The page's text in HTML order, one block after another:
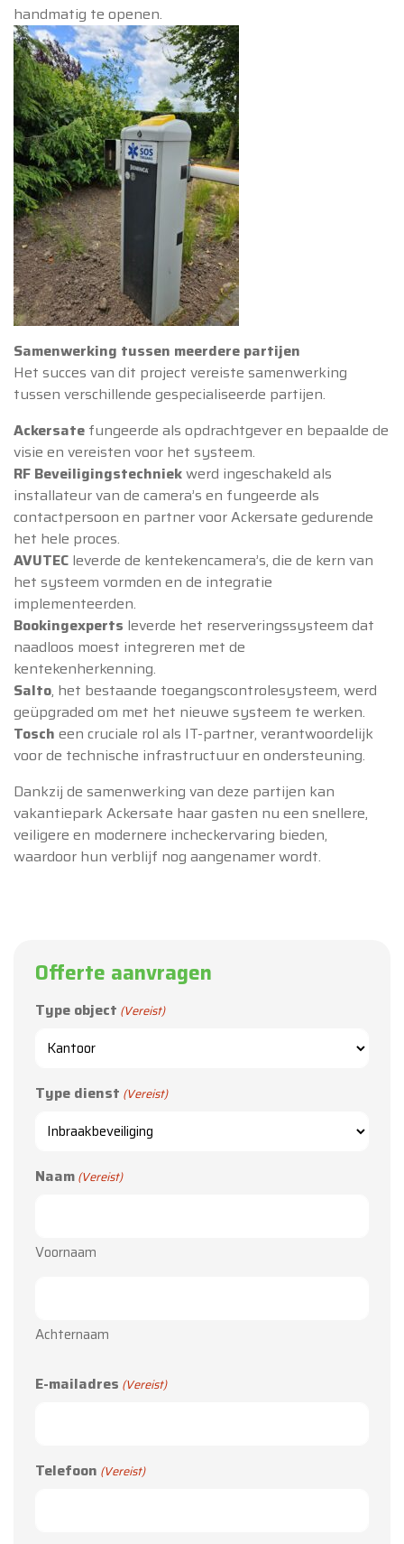
handmatig te openen.
Samenwerking tussen meerdere partijen
Het succes van dit project vereiste samenwerking
tussen verschillende gespecialiseerde partijen.
Ackersate fungeerde als opdrachtgever en bepaalde de
visie en vereisten voor het systeem.
RF Beveiligingstechniekwerd ingeschakeld als
installateur van de camera’s en fungeerde als
contactpersoon en partner voor Ackersate gedurende
het hele proces.
AVUTEC leverde de kentekencamera’s, die de kern van
het systeem vormden en de integratie
implementeerden.
Bookingexperts leverde het reserveringssysteem dat
naadloos moest integreren met de
kentekenherkenning.
Salto, het bestaande toegangscontrolesysteem, werd
geüpgraded om met het nieuwe systeem te werken.
Tosch een cruciale rol als IT-partner, verantwoordelijk
voor de technische infrastructuur en ondersteuning.
Dankzij de samenwerking van deze partijen kan
vakantiepark Ackersate haar gasten nu een snellere,
veiligere en modernere incheckervaring bieden,
waardoor hun verblijf nog aangenamer wordt.
Offerte aanvragen
Type object (Vereist)
Type dienst (Vereist)
Naam(Vereist)
Voornaam
Achternaam
E-mailadres (Vereist)
Telefoon (Vereist)